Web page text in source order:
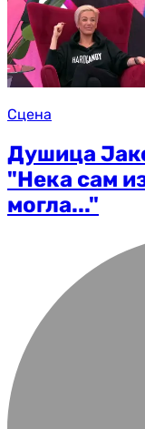
Сцена
Душица
"Нека сам
могла..."